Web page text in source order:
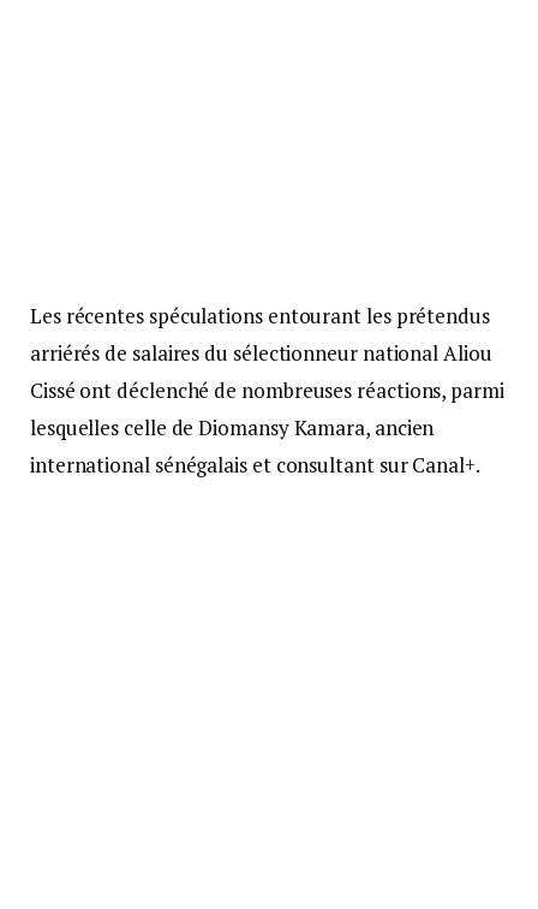
Les récentes spéculations entourant les prétendus
arriérés de salaires du sélectionneur national Aliou
Cissé ont déclenché de nombreuses réactions, parmi
lesquelles celle de Diomansy Kamara, ancien
international sénégalais et consultant sur Canal+.